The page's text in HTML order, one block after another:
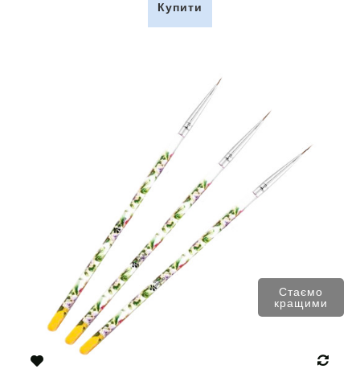
Купити
Стаємо
кращими